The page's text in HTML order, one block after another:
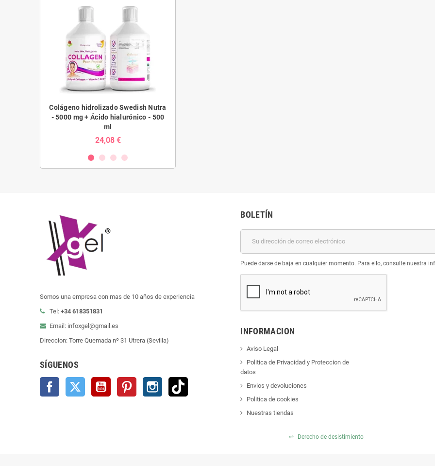
Colágeno hidrolizado Swedish Nutra
- 5000 mg + Ácido hialurónico - 500
ml
24,08 €
Somos una empresa con mas de 10 años de experiencia
Tel: +34 618351831
Email: infoxgel@gmail.es
Direccion: Torre Quemada nº 31 Utrera (Sevilla)
SÍGUENOS
Facebook Twitter YouTube Pinterest Instagram
BOLETÍN
Puede darse de baja en cualquier momento. Para ello, consulte nuestra
INFORMACION
Aviso Legal
Politica de Privacidad y Proteccion de
datos
Envios y devoluciones
Politica de cookies
Nuestras tiendas
↩ Derecho de desistimiento